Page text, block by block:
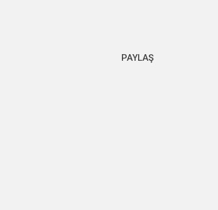
PAYLAŞ